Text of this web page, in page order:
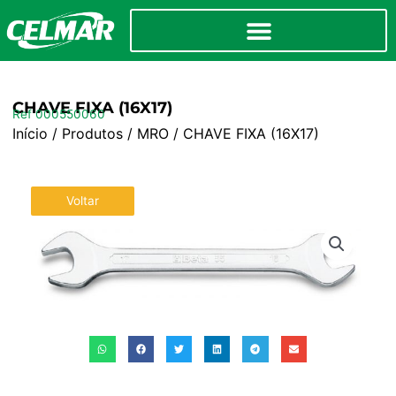
CHAVE FIXA (16X17)
Ref 000550060
Início / Produtos/ MRO/ CHAVE FIXA (16X17)
Voltar